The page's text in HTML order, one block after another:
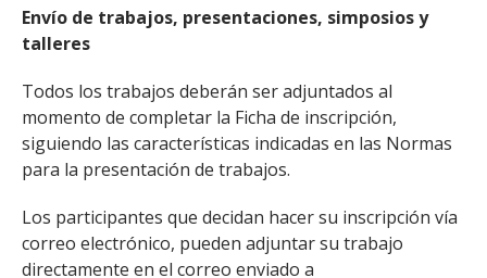
Envío de trabajos, presentaciones, simposios y
talleres
Todos los trabajos deberán ser adjuntados al
momento de completar la Ficha de inscripción,
siguiendo las características indicadas en las Normas
para la presentación de trabajos.
Los participantes que decidan hacer su inscripción vía
correo electrónico, pueden adjuntar su trabajo
directamente en el correo enviado a